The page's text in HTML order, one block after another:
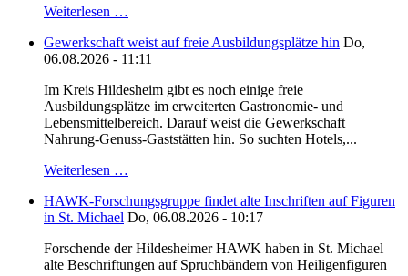
Weiterlesen …
Gewerkschaft weist auf freie Ausbildungsplätze hin Do,
06.08.2026 - 11:11
Im Kreis Hildesheim gibt es noch einige freie
Ausbildungsplätze im erweiterten Gastronomie- und
Lebensmittelbereich. Darauf weist die Gewerkschaft
Nahrung-Genuss-Gaststätten hin. So suchten Hotels,...
Weiterlesen …
HAWK-Forschungsgruppe findet alte Inschriften auf Figuren
in St. Michael Do, 06.08.2026 - 10:17
Forschende der Hildesheimer HAWK haben in St. Michael
alte Beschriftungen auf Spruchbändern von Heiligenfiguren